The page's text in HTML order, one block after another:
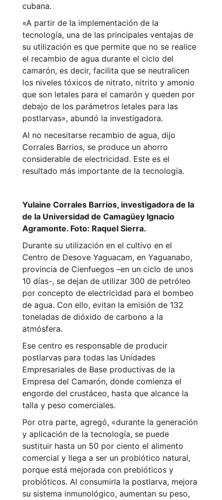
cubana.
«A partir de la implementación de la
tecnología, una de las principales ventajas de
su utilización es que permite que no se realice
el recambio de agua durante el ciclo del
camarón, es decir, facilita que se neutralicen
los niveles tóxicos de nitrato, nitrito y amonio
que son letales para el camarón y queden por
debajo de los parámetros letales para las
postlarvas», abundó la investigadora.
Al no necesitarse recambio de agua, dijo
Corrales Barrios, se produce un ahorro
considerable de electricidad. Este es el
resultado más importante de la tecnología.
Yulaine Corrales Barrios, investigadora de la
de la Universidad de Camagüey Ignacio
Agramonte. Foto: Raquel Sierra.
Durante su utilización en el cultivo en el
Centro de Desove Yaguacam, en Yaguanabo,
provincia de Cienfuegos –en un ciclo de unos
10 días-, se dejan de utilizar 300 de petróleo
por concepto de electricidad para el bombeo
de agua. Con ello, evitan la emisión de 132
toneladas de dióxido de carbono a la
atmósfera.
Ese centro es responsable de producir
postlarvas para todas las Unidades
Empresariales de Base productivas de la
Empresa del Camarón, donde comienza el
engorde del crustáceo, hasta que alcance la
talla y peso comerciales.
Por otra parte, agregó, «durante la generación
y aplicación de la tecnología, se puede
sustituir hasta un 50 por ciento el alimento
comercial y llega a ser un probiótico natural,
porque está mejorada con prebióticos y
probióticos. Al consumirla la postlarva, mejora
su sistema inmunológico, aumentan su peso,